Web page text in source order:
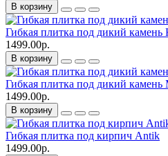
В корзину
Гибкая плитка под дикий камень
1499.00р.
В корзину
Гибкая плитка под дикий камень
1499.00р.
В корзину
Гибкая плитка под кирпич Antik
1499.00р.